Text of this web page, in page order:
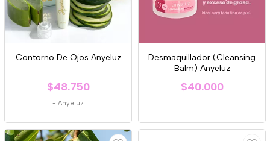
Contorno De Ojos Anyeluz
$48.750
- Anyeluz
Desmaquillador (Cleansing
Balm) Anyeluz
$40.000